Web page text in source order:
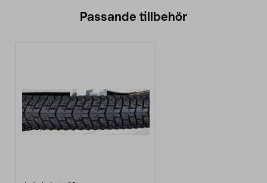
Passande tillbehör